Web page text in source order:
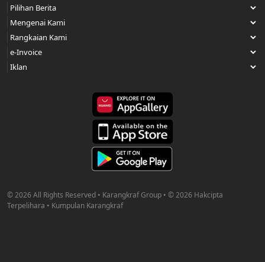
© 2026 All Rights Reserved • Karangkraf Group • © 2026 Hakcipta
Terpelihara • Kumpulan Karangkraf